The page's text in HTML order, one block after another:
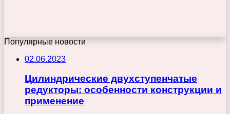
Популярные новости
02.06.2023
Цилиндрические двухступенчатые
редукторы: особенности конструкции и
применение